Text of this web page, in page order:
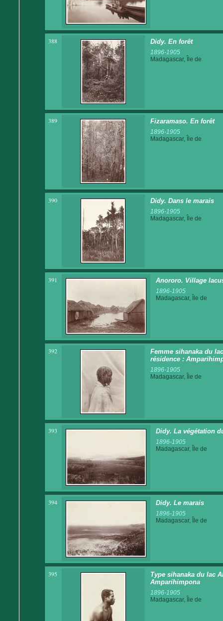
388 Didy. En forêt
1896-1905
Madagascar, Île de
389 Fizaramaso. En forêt
1896-1905
Madagascar, Île de
390 Didy. Dans le marais
1896-1905
Madagascar, Île de
391 Anororo. Village
1896-1905
Madagascar, Île de
392
Femme sihanaka du
résidence :
1896-1905
Madagascar, Île de
393 Didy. La végétation
1896-1905
Madagascar, Île de
394 Didy. Le marais
1896-1905
Madagascar, Île de
395
Type sihanaka du lac
Amparihimpona
1896-1905
Madagascar, Île de